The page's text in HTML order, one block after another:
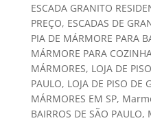
ESCADA GRANITO
PREÇO, ESCADAS DE
PIA DE MÁRMORE PARA
MÁRMORE PARA
MÁRMORES, LOJA DE
PAULO, LOJA DE PISO DE
MÁRMORES EM SP,
BAIRROS DE SÃO PAULO,